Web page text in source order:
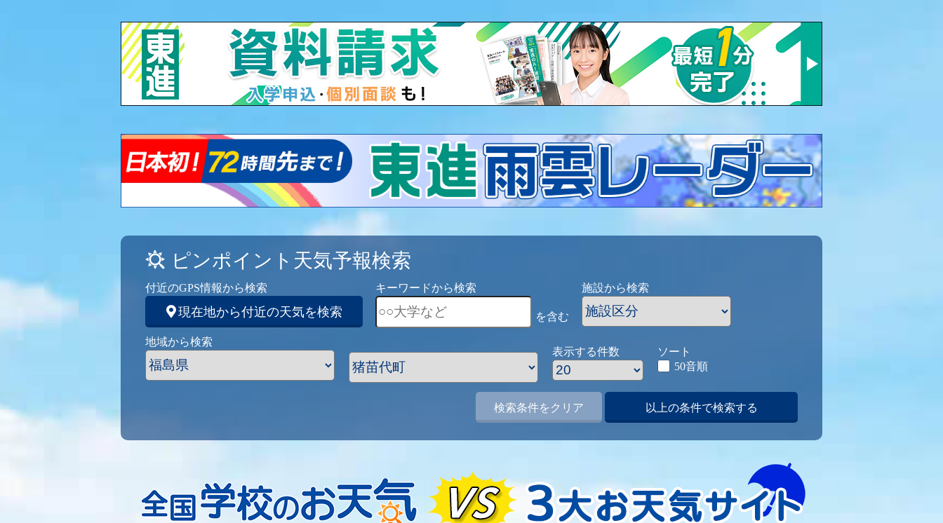
ピンポイント天気予報検索
付近のGPS情報から検索
現在地から付近の天気を検索
キーワードから検索
を含む
施設から検索
地域から検索
表示する件数
ソート
50音順
検索条件をクリア 以上の条件で検索する